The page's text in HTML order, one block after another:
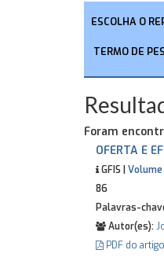
ESCOLHA O
TERMO DE
Foram
OFERTA E
GFIS |
86
Palavras-
Autor(es):
PDF do artigo